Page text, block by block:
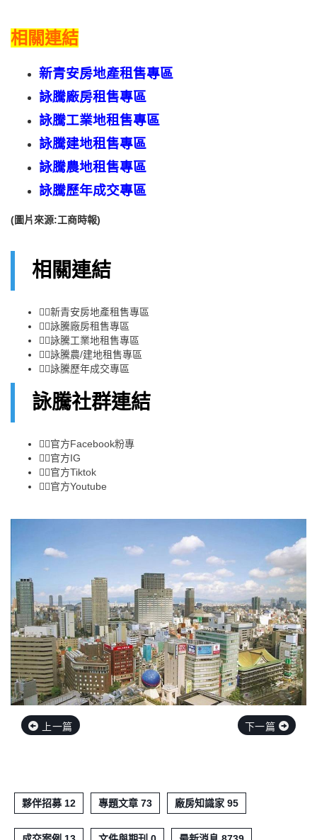
相關連結
新青安房地產租售專區
詠騰廠房租售專區
詠騰工業地租售專區
詠騰建地租售專區
詠騰農地租售專區
詠騰歷年成交專區
(圖片來源:工商時報)
相關連結
👉🏻新青安房地產租售專區
👉🏻詠騰廠房租售專區
👉🏻詠騰工業地租售專區
👉🏻詠騰農/建地租售專區
👉🏻詠騰歷年成交專區
詠騰社群連結
👉🏻官方Facebook粉專
👉🏻官方IG
👉🏻官方Tiktok
👉🏻官方Youtube
上一篇 下一篇
夥伴招募 12 專題文章 73 廠房知識家 95